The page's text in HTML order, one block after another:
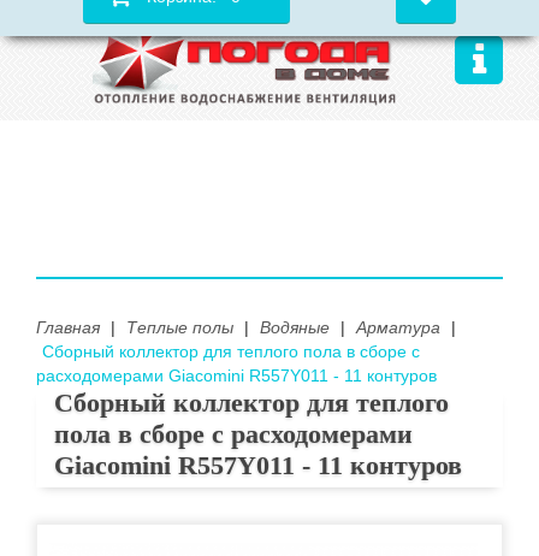
Главная | Теплые полы | Водяные | Арматура
|
Сборный коллектор для теплого пола в сборе с
расходомерами Giacomini R557Y011 - 11 контуров
Сборный коллектор для теплого
пола в сборе с расходомерами
Giacomini R557Y011 - 11 контуров